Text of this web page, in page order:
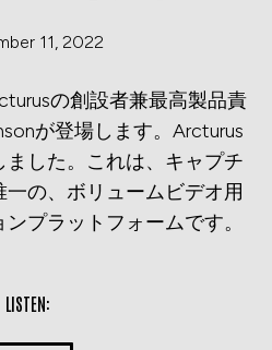
11, 2022
の創設者兼最高製品責
が登場します。Arcturus
した。これは、キャプチ
の、ボリュームビデオ用
プラットフォームです。
LISTEN: